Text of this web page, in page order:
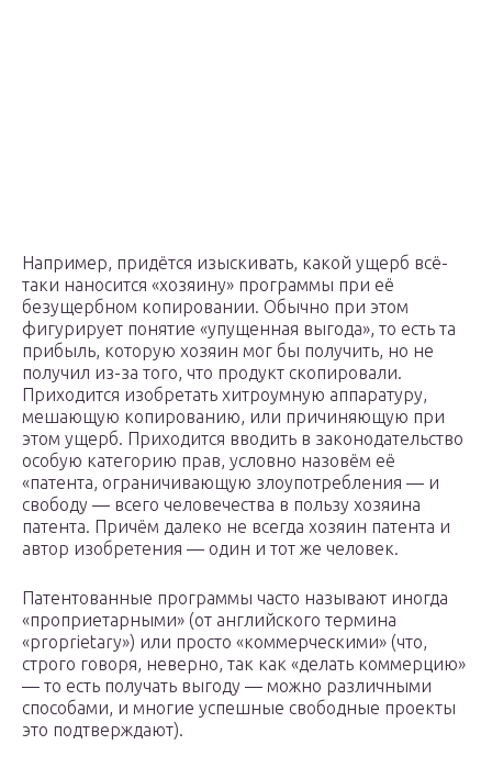
Например, придётся изыскивать, какой ущерб всё-
таки наносится «хозяину» программы при её
безущербном копировании. Обычно при этом
фигурирует понятие «упущенная выгода», то есть та
прибыль, которую хозяин мог бы получить, но не
получил из-за того, что продукт скопировали.
Приходится изобретать хитроумную аппаратуру,
мешающую копированию, или причиняющую при
этом ущерб. Приходится вводить в законодательство
особую категорию прав, условно назовём её
«патента, ограничивающую злоупотребления — и
свободу — всего человечества в пользу хозяина
патента. Причём далеко не всегда хозяин патента и
автор изобретения — один и тот же человек.
Патентованные программы часто называют иногда
«проприетарными» (от английского термина
«proprietary») или просто «коммерческими» (что,
строго говоря, неверно, так как «делать коммерцию»
— то есть получать выгоду — можно различными
способами, и многие успешные свободные проекты
это подтверждают).